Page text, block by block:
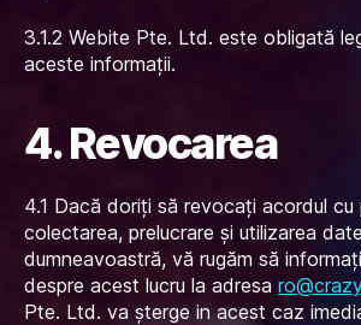
3.1.2 Webite Pte. Ltd. este obligată
aceste informații.
4. Revocarea
4.1 Dacă doriți să revocați acordul cu
colectarea, prelucrare și utilizarea
dumneavoastră, vă rugăm să
despre acest lucru la adresa
Pte. Ltd. va șterge in acest caz